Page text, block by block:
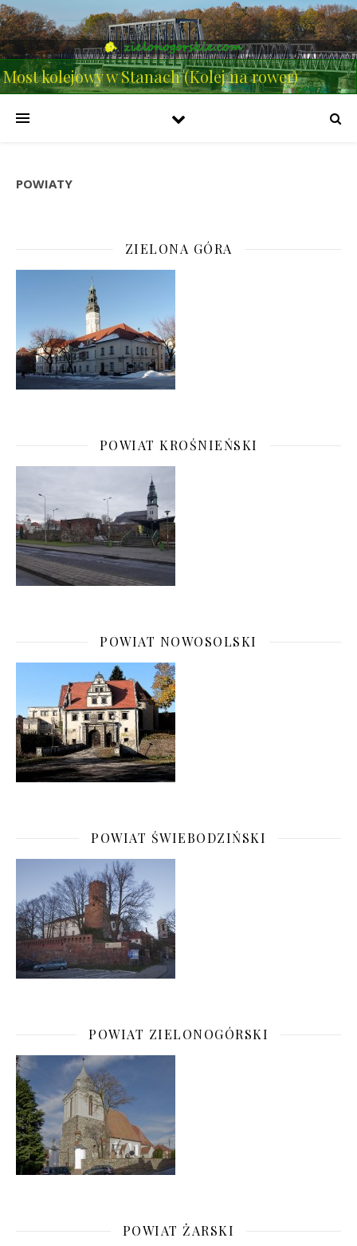
Most kolejowy w Stanach (Kolej na rower)
POWIATY
ZIELONA GÓRA
POWIAT KROŚNIEŃSKI
POWIAT NOWOSOLSKI
POWIAT ŚWIEBODZIŃSKI
POWIAT ZIELONOGÓRSKI
POWIAT ŻARSKI